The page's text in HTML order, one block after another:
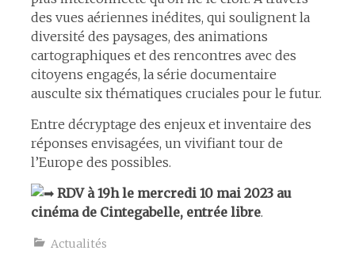
des vues aériennes inédites, qui soulignent la
diversité des paysages, des animations
cartographiques et des rencontres avec des
citoyens engagés, la série documentaire
ausculte six thématiques cruciales pour le futur.
Entre décryptage des enjeux et inventaire des
réponses envisagées, un vivifiant tour de
l’Europe des possibles.
RDV à 19h le mercredi 10 mai 2023 au
cinéma de Cintegabelle, entrée libre.
Actualités